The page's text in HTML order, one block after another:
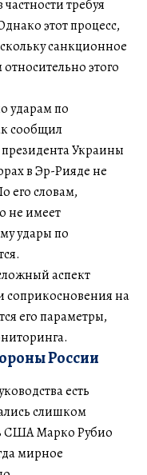
требуя
этот процесс,
санкционное
этого
ударам по
сообщил
Украины
в Эр-Рияде не
его словам,
не имеет
удары по
аспект
соприкосновения на
его параметры,
России
есть
слишком
США Марко Рубио
мирное